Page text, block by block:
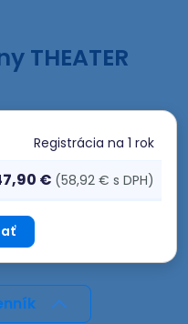
THEATER
Registrácia na 1 rok
€ (58,92 € s DPH)